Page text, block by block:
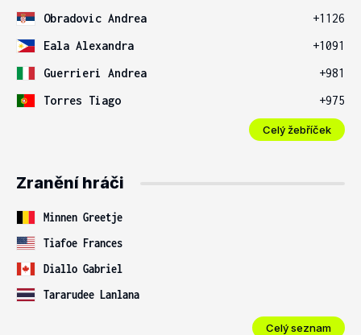
Obradovic Andrea
+1126
Eala Alexandra
+1091
Guerrieri Andrea
+981
Torres Tiago
+975
Celý žebříček
Zranění hráči
Minnen Greetje
Tiafoe Frances
Diallo Gabriel
Tararudee Lanlana
Celý seznam